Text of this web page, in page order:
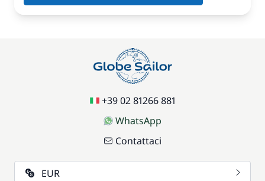
+39 02 81266 881
WhatsApp
Contattaci
EUR